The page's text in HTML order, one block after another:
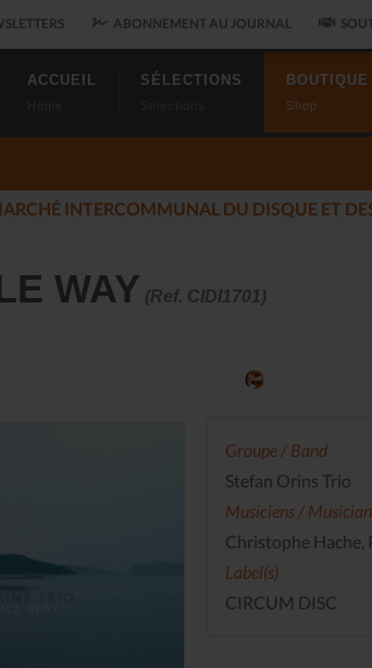
ABONNEMENT AU JOURNAL
ACCUEIL SÉLECTIONS BOUTIQUE
Shop
LES ALLUMÉS DU JAZZ FONT SALON, LE
WAY (Ref. CIDI1701)
Groupe / Band
Stefan Orins Trio
Musiciens /
Christophe Hache,
Label(s)
CIRCUM DISC